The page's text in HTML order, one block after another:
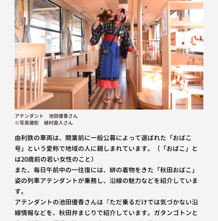
アテンダント 池田優香さん
※写真撮影 植村直人さん
由利鉄の車両は、開業前に一般公募によって選ばれた「おばこ
号」という愛称で地域の人に親しまれています。（「おばこ」と
は20歳前の若い女性のこと）
また、毎日午前中の一往復には、絣の着物をきた「秋田おばこ」
姿の列車アテンダントが乗務し、沿線の魅力などを紹介していま
す。
アテンダントの池田優香さんは『ただ乗るだけでは気づかない沿
線情報などを、秋田弁まじりで紹介しています。ガタンゴトンと